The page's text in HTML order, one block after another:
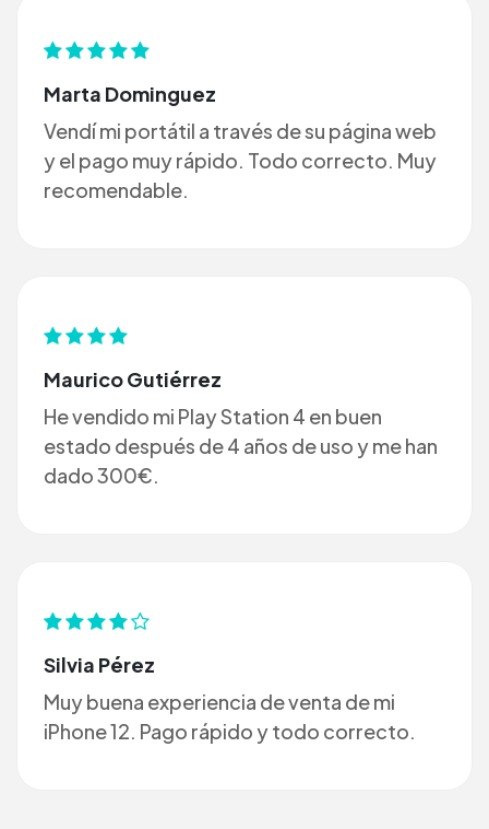
Marta Dominguez
Vendí mi portátil a través de su página web
y el pago muy rápido. Todo correcto. Muy
recomendable.
Maurico Gutiérrez
He vendido mi Play Station 4 en buen
estado después de 4 años de uso y me han
dado 300€.
Silvia Pérez
Muy buena experiencia de venta de mi
iPhone 12. Pago rápido y todo correcto.